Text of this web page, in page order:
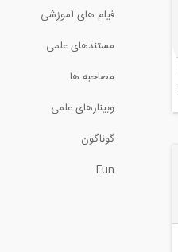
فیلم های آموزشی
مستندهای علمی
مصاحبه ها
وبینارهای علمی
گوناگون
Fun